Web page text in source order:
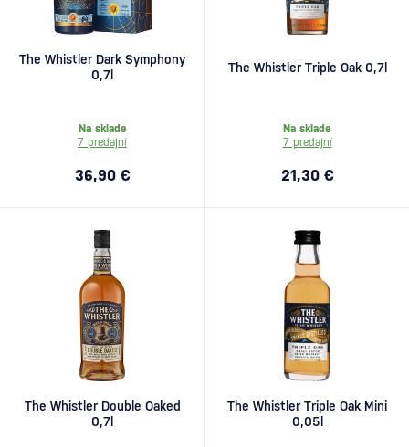
The Whistler Dark Symphony
0,7l
Na sklade
7 predajní
36,90 €
The Whistler Triple Oak 0,7l
Na sklade
7 predajní
21,30 €
The Whistler Double Oaked
0,7l
The Whistler Triple Oak Mini
0,05l